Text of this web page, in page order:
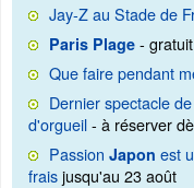
Jay-Z au Stade de
Paris Plage - gratuit
Que faire pendant
Dernier spectacle
d'orgueil- à réserver
Passion Japon est
fraisjusqu'au 23 août